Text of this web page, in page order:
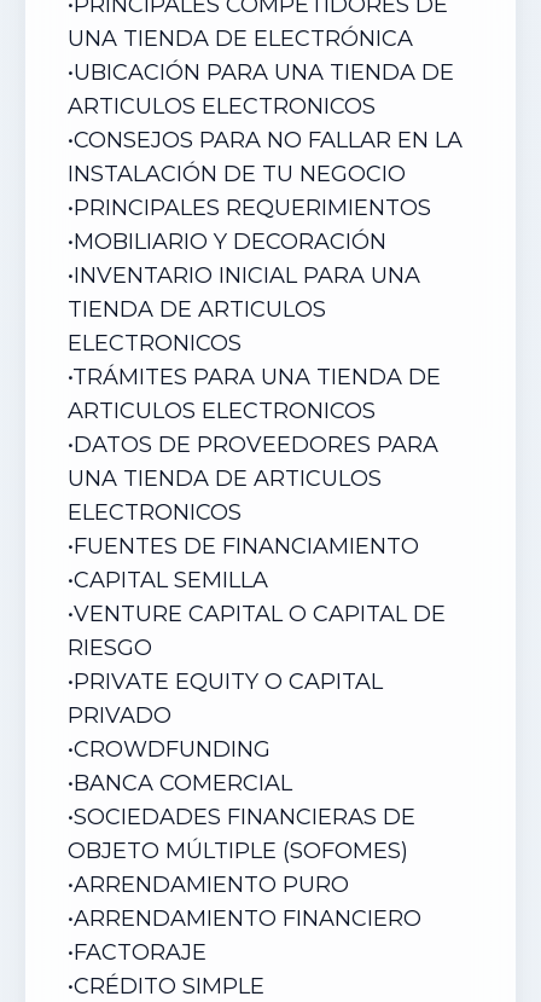
UNA TIENDA DE ELECTRÓNICA
•UBICACIÓN PARA UNA TIENDA DE
ARTICULOS ELECTRONICOS
•CONSEJOS PARA NO FALLAR EN LA
INSTALACIÓN DE TU NEGOCIO
•PRINCIPALES REQUERIMIENTOS
•MOBILIARIO Y DECORACIÓN
•INVENTARIO INICIAL PARA UNA
TIENDA DE ARTICULOS
ELECTRONICOS
•TRÁMITES PARA UNA TIENDA DE
ARTICULOS ELECTRONICOS
•DATOS DE PROVEEDORES PARA
UNA TIENDA DE ARTICULOS
ELECTRONICOS
•FUENTES DE FINANCIAMIENTO
•CAPITAL SEMILLA
•VENTURE CAPITAL O CAPITAL DE
RIESGO
•PRIVATE EQUITY O CAPITAL
PRIVADO
•CROWDFUNDING
•BANCA COMERCIAL
•SOCIEDADES FINANCIERAS DE
OBJETO MÚLTIPLE (SOFOMES)
•ARRENDAMIENTO PURO
•ARRENDAMIENTO FINANCIERO
•FACTORAJE
•CRÉDITO SIMPLE